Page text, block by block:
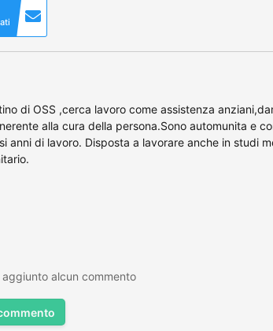
di OSS ,cerca lavoro come assistenza
alla cura della persona.Sono automunita e
anni di lavoro. Disposta a lavorare anche in studi
alcun commento